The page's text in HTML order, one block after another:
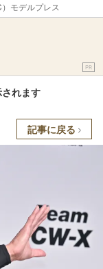
モデルプレス
PR
れます
記事に戻る